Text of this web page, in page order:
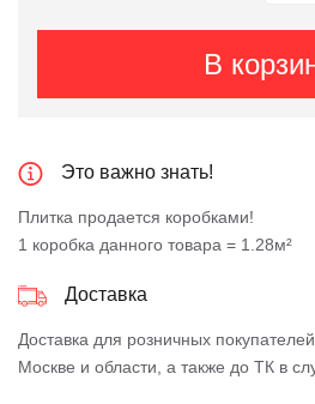
В
Это важно знать!
Плитка продается коробками!
1 коробка данного товара = 1.28м²
Доставка
Доставка для розничных
Москве и области, а также до ТК в